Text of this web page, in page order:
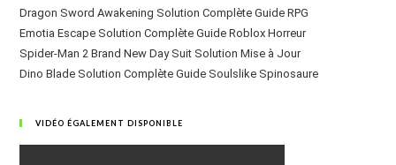
Dragon Sword Awakening Solution Complète Guide RPG
Emotia Escape Solution Complète Guide Roblox Horreur
Spider-Man 2 Brand New Day Suit Solution Mise à Jour
Dino Blade Solution Complète Guide Soulslike Spinosaure
VIDÉO ÉGALEMENT DISPONIBLE